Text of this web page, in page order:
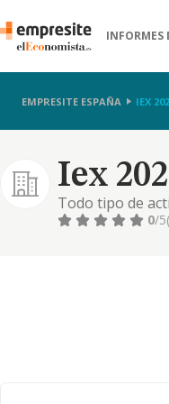
INFORMES
EMPRESITE ESPAÑA IEX
Iex
Todo tipo de
obras relativas0/5